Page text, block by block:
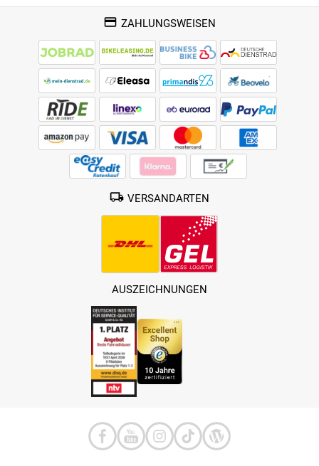
ZAHLUNGSWEISEN
VERSANDARTEN
AUSZEICHNUNGEN